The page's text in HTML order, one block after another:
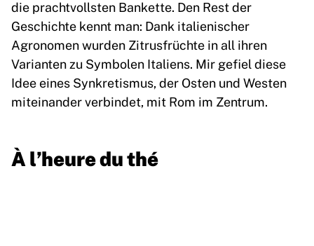
die prachtvollsten Bankette. Den Rest der
Geschichte kennt man: Dank italienischer
Agronomen wurden Zitrusfrüchte in all ihren
Varianten zu Symbolen Italiens. Mir gefiel diese
Idee eines Synkretismus, der Osten und Westen
miteinander verbindet, mit Rom im Zentrum.
À l’heure du thé